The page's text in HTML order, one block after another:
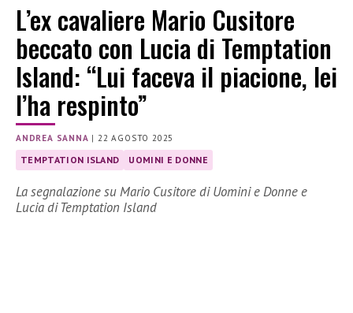
L’ex cavaliere Mario Cusitore
beccato con Lucia di Temptation
Island: “Lui faceva il piacione, lei
l’ha respinto”
ANDREA SANNA |22 AGOSTO 2025
TEMPTATION ISLAND UOMINI E DONNE
La segnalazione su Mario Cusitore di Uomini e Donne e
Lucia di Temptation Island